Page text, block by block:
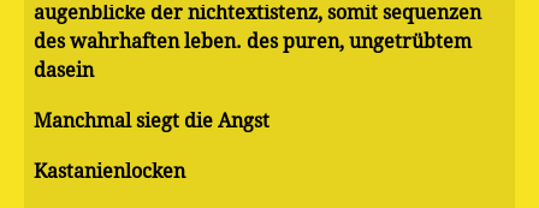
augenblicke der nichtextistenz, somit sequenzen
des wahrhaften leben. des puren, ungetrübtem
dasein
Manchmal siegt die Angst
Kastanienlocken